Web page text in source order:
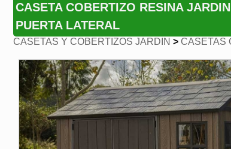
CASETA COBERTIZO RESINA
PUERTA LATERAL
CASETAS Y COBERTIZOS JARDIN > CASETAS